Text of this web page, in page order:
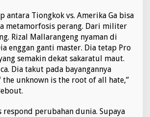
antara Tiongkok vs. Amerika Ga bisa
metamorfosis perang. Dari militer
Rizal Mallarangeng nyaman di
enggan ganti master. Dia tetap Pro
semakin dekat sakaratul maut.
Dia takut pada bayangannya
the unknown is the root of all hate,”
respond perubahan dunia. Supaya